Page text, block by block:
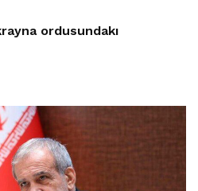
ordusundakı